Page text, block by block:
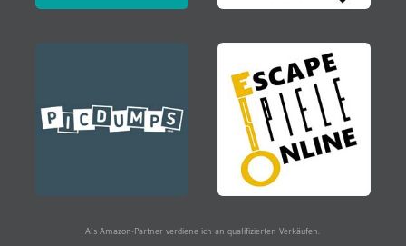
Als Amazon-Partner verdiene ich an qualifizierten Verkäufen.